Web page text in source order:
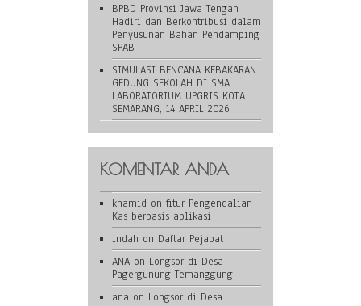
BPBD Provinsi Jawa Tengah
Hadiri dan Berkontribusi dalam
Penyusunan Bahan Pendamping
SPAB
SIMULASI BENCANA KEBAKARAN
GEDUNG SEKOLAH DI SMA
LABORATORIUM UPGRIS KOTA
SEMARANG, 14 APRIL 2026
KOMENTAR ANDA
khamid on fitur Pengendalian
Kas berbasis aplikasi
indah on Daftar Pejabat
ANA on Longsor di Desa
Pagergunung Temanggung
ana on Longsor di Desa